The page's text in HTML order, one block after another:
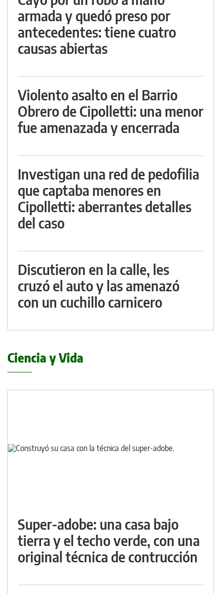
armada y quedó preso por
antecedentes: tiene cuatro
causas abiertas
Violento asalto en el Barrio
Obrero de Cipolletti: una menor
fue amenazada y encerrada
Investigan una red de pedofilia
que captaba menores en
Cipolletti: aberrantes detalles
del caso
Discutieron en la calle, les
cruzó el auto y las amenazó
con un cuchillo carnicero
Ciencia y Vida
Super-adobe: una casa bajo
tierra y el techo verde, con una
original técnica de contrucción